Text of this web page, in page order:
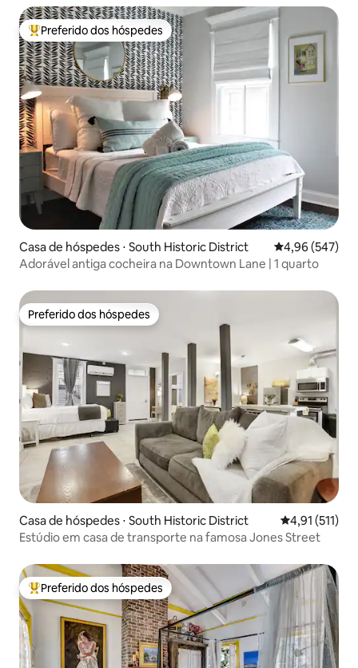
Entre os melhores preferidos dos hóspedes
Preferido dos hóspedes
Casa de hóspedes ⋅ South Historic District 4,96 de uma
4,96 (547)
Adorável antiga cocheira na Downtown Lane | 1 quarto
Preferido dos hóspedes
Preferido dos hóspedes
Casa de hóspedes ⋅ South Historic District 4,91 de uma
4,91 (511)
Estúdio em casa de transporte na famosa Jones Street
Entre os melhores preferidos dos hóspedes
Preferido dos hóspedes